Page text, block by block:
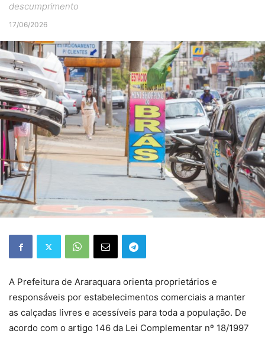
descumprimento
17/06/2026
A Prefeitura de Araraquara orienta proprietários e
responsáveis por estabelecimentos comerciais a manter
as calçadas livres e acessíveis para toda a população. De
acordo com o artigo 146 da Lei Complementar nº 18/1997